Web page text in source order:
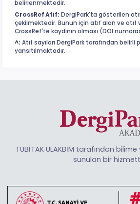
belirlenmektedir.
CrossRef Atıf: DergiPark'ta gösterilen
çekilmektedir. Bunun için atıf alan ve atıf
CrossRef'te kaydının olması (DOI
^: Atıf sayıları DergiPark tarafından
yansıtılmaktadır.
TÜBİTAK ULAKBİM tarafından
sunulan bir